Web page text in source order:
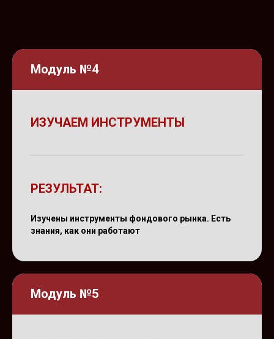
Модуль №4
ИЗУЧАЕМ ИНСТРУМЕНТЫ
РЕЗУЛЬТАТ:
Изучены инструменты фондового рынка. Есть
знания, как они работают
Модуль №5